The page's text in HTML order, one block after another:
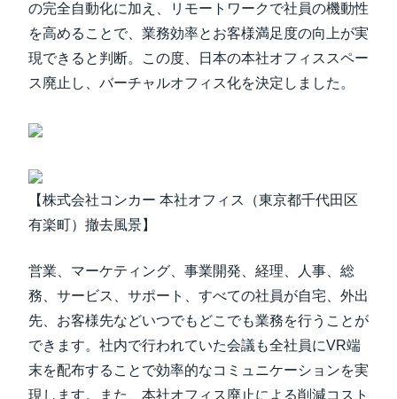
の完全自動化に加え、リモートワークで社員の機動性
を高めることで、業務効率とお客様満足度の向上が実
現できると判断。この度、日本の本社オフィススペー
ス廃止し、バーチャルオフィス化を決定しました。
【株式会社コンカー 本社オフィス（東京都千代田区
有楽町）撤去風景】
営業、マーケティング、事業開発、経理、人事、総
務、サービス、サポート、すべての社員が自宅、外出
先、お客様先などいつでもどこでも業務を行うことが
できます。社内で行われていた会議も全社員にVR端
末を配布することで効率的なコミュニケーションを実
現します。また、本社オフィス廃止による削減コスト